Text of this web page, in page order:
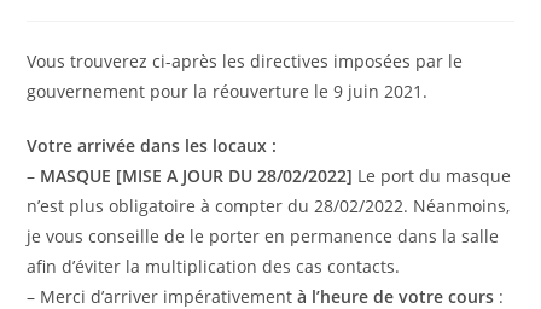
publication :
Vous trouverez ci-après les directives imposées par le
gouvernement pour la réouverture le 9 juin 2021.
Votre arrivée dans les locaux :
– MASQUE [MISE A JOUR DU 28/02/2022] Le port du masque
n’est plus obligatoire à compter du 28/02/2022. Néanmoins,
je vous conseille de le porter en permanence dans la salle
afin d’éviter la multiplication des cas contacts.
– Merci d’arriver impérativementà l’heure de votre cours :